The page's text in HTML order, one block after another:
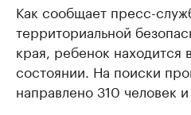
Как сообщает пресс-
территориальной
края, ребенок находится
состоянии. На поиски
направлено 310 человек